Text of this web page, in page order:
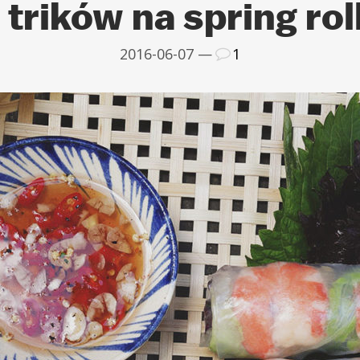
trików na spring
2016-06-07 — 1